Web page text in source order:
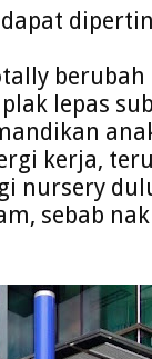
berubah
lepas
kerja,
nursery
sebab